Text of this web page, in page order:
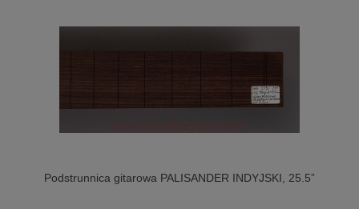
Podstrunnica gitarowa PALISANDER INDYJSKI, 25.5”